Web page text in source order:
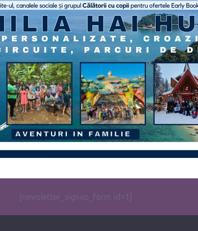
[newsletter_signup_form id=1]